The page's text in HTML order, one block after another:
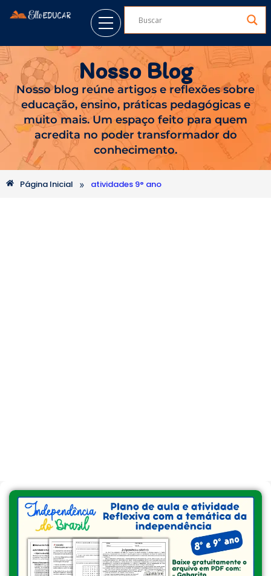
Nosso Blog
Nosso blog reúne artigos e reflexões sobre
educação, ensino, práticas pedagógicas e
muito mais. Um espaço feito para quem
acredita no poder transformador do
conhecimento.
Página Inicial » atividades 9° ano